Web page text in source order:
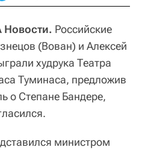
Российские
(Вован) и Алексей
худрука Театра
Туминаса, предложив
о Степане Бандере,
министром